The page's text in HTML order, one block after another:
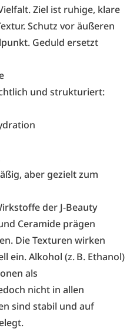
Ziel ist ruhige, klare
Schutz vor äußeren
Geduld ersetzt
und strukturiert:
aber gezielt zum
der J-Beauty
Ceramide prägen
Die Texturen wirken
ein. Alkohol (z. B. Ethanol)
als
nicht in allen
sind stabil und auf